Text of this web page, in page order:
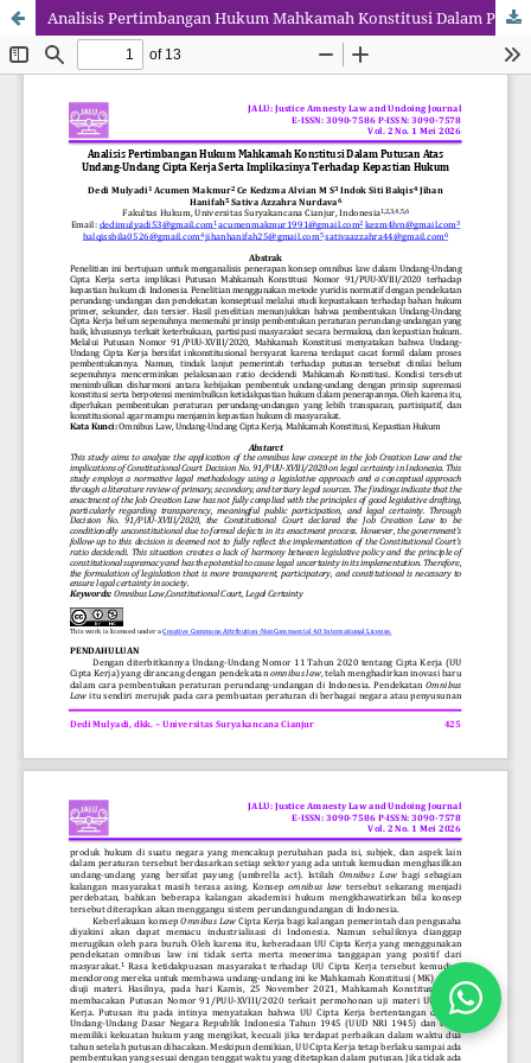
Analisis Pertimbangan Hukum Mahkamah Konstitusi Dalam Putusan Atas Undang-Undang Cipta Kerja Serta Implikasinya Terhadap Kepastian Hukum